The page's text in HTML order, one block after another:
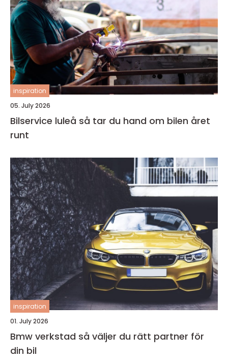
inspiration
05. July 2026
Bilservice luleå så tar du hand om bilen året
runt
inspiration
01. July 2026
Bmw verkstad så väljer du rätt partner för
din bil